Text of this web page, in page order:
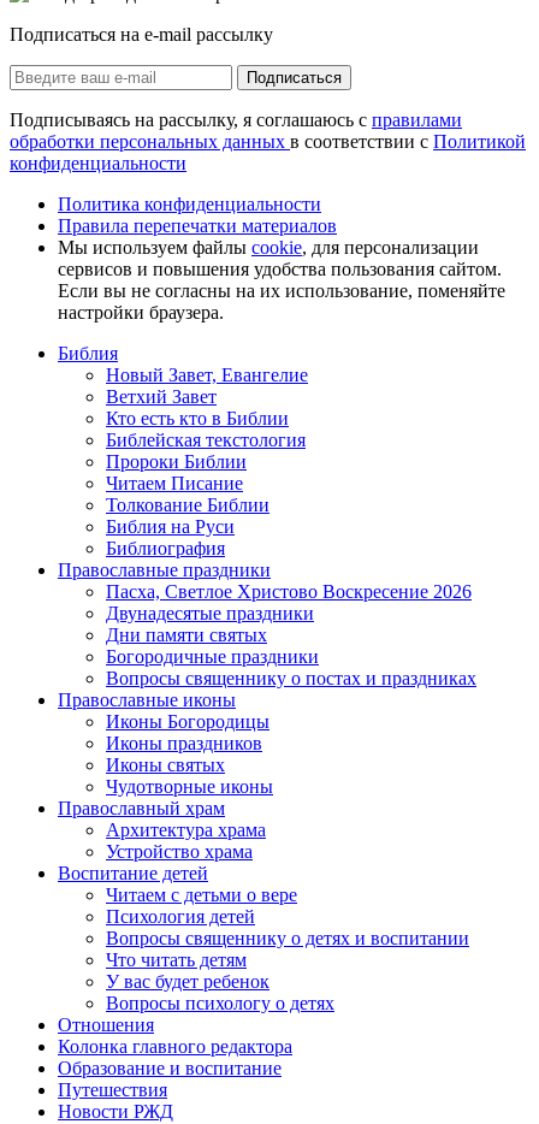
Подписаться на e-mail рассылку
Подписаться
Подписываясь на рассылку, я соглашаюсь с правилами
обработки персональных данных в соответствии с Политикой
конфиденциальности
Политика конфиденциальности
Правила перепечатки материалов
Мы используем файлы cookie, для персонализации
сервисов и повышения удобства пользования сайтом.
Если вы не согласны на их использование, поменяйте
настройки браузера.
Библия
Новый Завет, Евангелие
Ветхий Завет
Кто есть кто в Библии
Библейская текстология
Пророки Библии
Читаем Писание
Толкование Библии
Библия на Руси
Библиография
Православные праздники
Пасха, Светлое Христово Воскресение 2026
Двунадесятые праздники
Дни памяти святых
Богородичные праздники
Вопросы священнику о постах и праздниках
Православные иконы
Иконы Богородицы
Иконы праздников
Иконы святых
Чудотворные иконы
Православный храм
Архитектура храма
Устройство храма
Воспитание детей
Читаем с детьми о вере
Психология детей
Вопросы священнику о детях и воспитании
Что читать детям
У вас будет ребенок
Вопросы психологу о детях
Отношения
Колонка главного редактора
Образование и воспитание
Путешествия
Новости РЖД